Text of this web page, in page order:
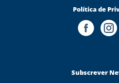
Política de
Subscrever